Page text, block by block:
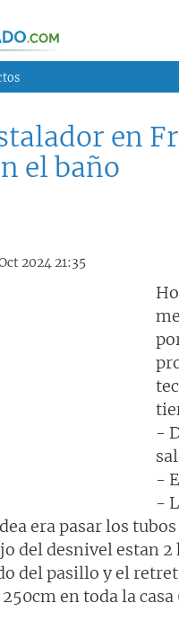
en
el baño
2024 21:35
-
-
-
era pasar los
del desnivel estan
del pasillo y el
en toda la